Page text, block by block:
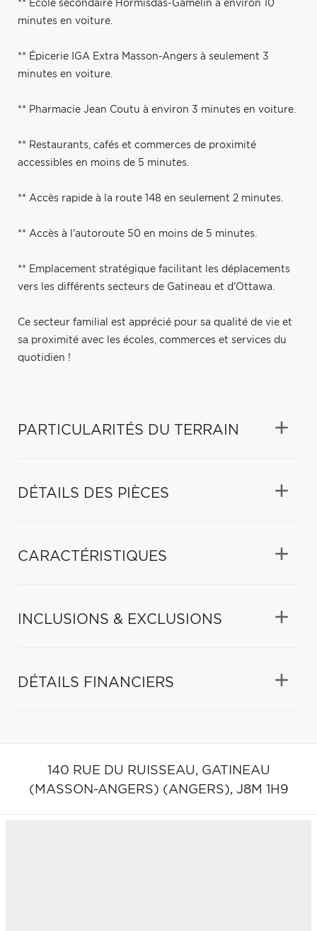
** École secondaire Hormisdas-Gamelin à environ 10
minutes en voiture.
** Épicerie IGA Extra Masson-Angers à seulement 3
minutes en voiture.
** Pharmacie Jean Coutu à environ 3 minutes en voiture.
** Restaurants, cafés et commerces de proximité
accessibles en moins de 5 minutes.
** Accès rapide à la route 148 en seulement 2 minutes.
** Accès à l'autoroute 50 en moins de 5 minutes.
** Emplacement stratégique facilitant les déplacements
vers les différents secteurs de Gatineau et d'Ottawa.
Ce secteur familial est apprécié pour sa qualité de vie et
sa proximité avec les écoles, commerces et services du
quotidien !
PARTICULARITÉS DU TERRAIN
DÉTAILS DES PIÈCES
CARACTÉRISTIQUES
INCLUSIONS & EXCLUSIONS
DÉTAILS FINANCIERS
140 RUE DU RUISSEAU, GATINEAU
(MASSON-ANGERS) (ANGERS), J8M 1H9